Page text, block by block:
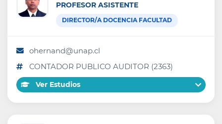
PROFESOR ASISTENTE
DIRECTOR/A DOCENCIA FACULTAD
ohernand@unap.cl
CONTADOR PUBLICO AUDITOR (2363)
Ver Estudios